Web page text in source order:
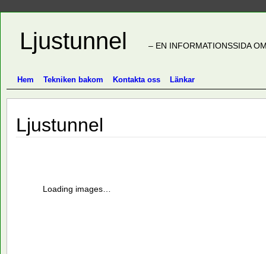
Ljustunnel – EN INFORMATIONSSIDA
Hem Tekniken bakom Kontakta oss Länkar
Ljustunnel
Loading images…